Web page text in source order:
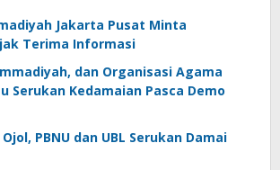
Jakarta Pusat Minta
Terima Informasi
dan Organisasi Agama
Serukan Kedamaian Pasca Demo
PBNU dan UBL Serukan Damai